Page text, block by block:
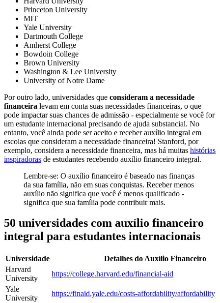
Princeton University
MIT
Yale University
Dartmouth College
Amherst College
Bowdoin College
Brown University
Washington & Lee University
University of Notre Dame
Por outro lado, universidades que consideram a necessidade
financeira levam em conta suas necessidades financeiras, o que
pode impactar suas chances de admissão - especialmente se você for
um estudante internacional precisando de ajuda substancial. No
entanto, você ainda pode ser aceito e receber auxílio integral em
escolas que consideram a necessidade financeira! Stanford, por
exemplo, considera a necessidade financeira, mas há muitas histórias
inspiradoras de estudantes recebendo auxílio financeiro integral.
Lembre-se: O auxílio financeiro é baseado nas finanças
da sua família, não em suas conquistas. Receber menos
auxílio não significa que você é menos qualificado -
significa que sua família pode contribuir mais.
50 universidades com auxílio financeiro
integral para estudantes internacionais
Universidade
Detalhes do Auxílio Financeiro
Harvard
University
https://college.harvard.edu/financial-aid
Yale
University
https://finaid.yale.edu/costs-affordability/affordability